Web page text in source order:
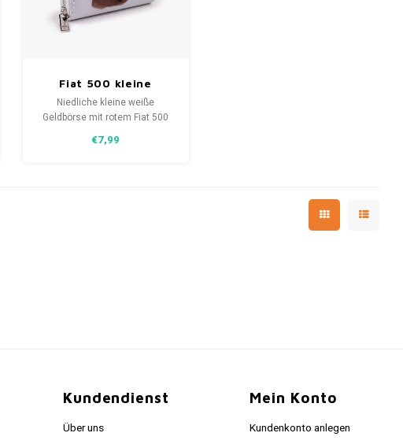
Fiat 500 kleine
Brieftasche mit
Reißverschluss
Niedliche kleine weiße
Geldbörse mit rotem Fiat 500
perfekt gestaltetes Geschenk
€7,99
Kundendienst
Über uns
Mein Konto
Kundenkonto anlegen